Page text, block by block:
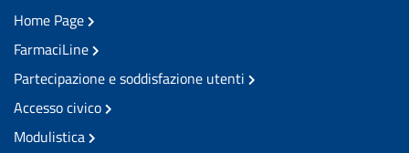
Home Page
FarmaciLine
Partecipazione e soddisfazione utenti
Accesso civico
Modulistica